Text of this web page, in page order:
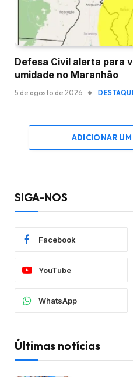
Defesa Civil alerta para
umidade no Maranhão
5 de agosto de 2026
ADICIONAR
SIGA-NOS
Facebook
YouTube
WhatsApp
Últimas notícias